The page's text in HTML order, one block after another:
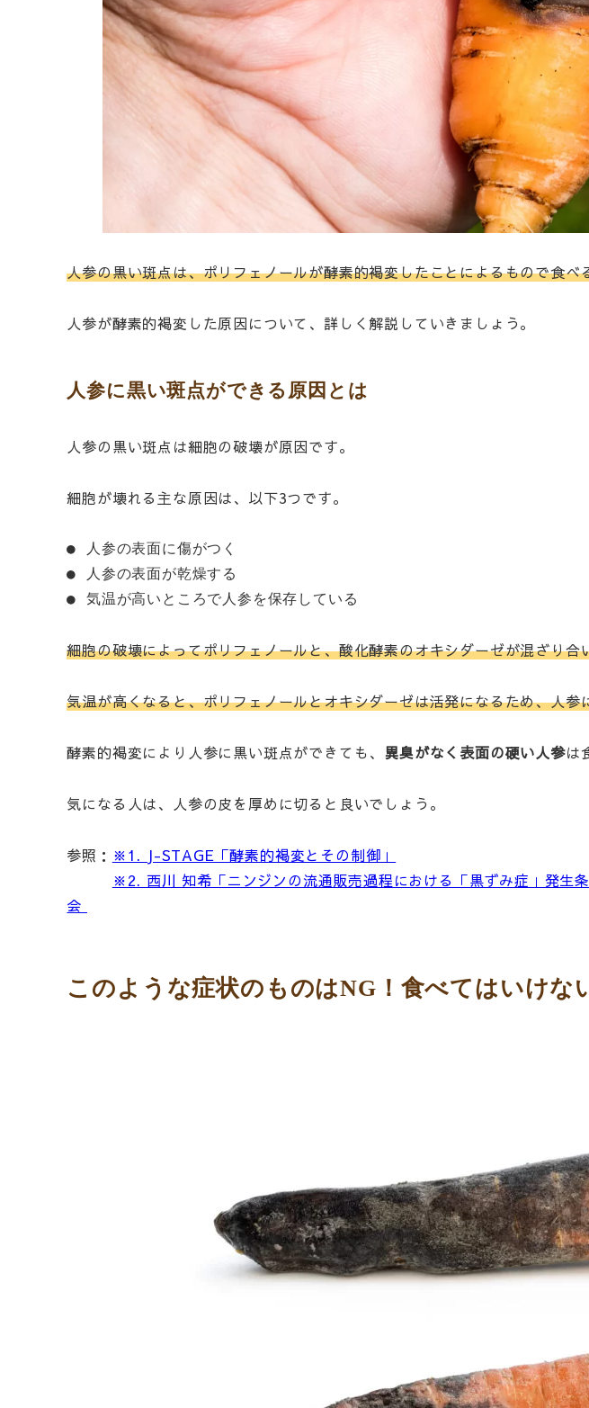
人参の黒い斑点は、ポリフェノールが酵素的褐変したことによるもので食べ
人参が酵素的褐変した原因について、詳しく解説していきましょう。
人参に黒い斑点ができる原因とは
人参の黒い斑点は細胞の破壊が原因です。
細胞が壊れる主な原因は、以下3つです。
● 人参の表面に傷がつく
● 人参の表面が乾燥する
● 気温が高いところで人参を保存している
細胞の破壊によってポリフェノールと、酸化酵素のオキシダーゼが混ざり
気温が高くなると、ポリフェノールとオキシダーゼは活発になるため、人
酵素的褐変により人参に黒い斑点ができても、 異臭がなく表面の硬い人参は
気になる人は、人参の皮を厚めに切ると良いでしょう。
参照： ※1. J-STAGE「酵素的褐変とその制御」
※2. 西川 知希「ニンジンの流通販売過程における「黒ずみ症」発生
会
このような症状のものはNG！食べてはいけな